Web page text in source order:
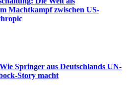
Machtkampf zwischen US-
Springer aus Deutschlands UN-
Story macht